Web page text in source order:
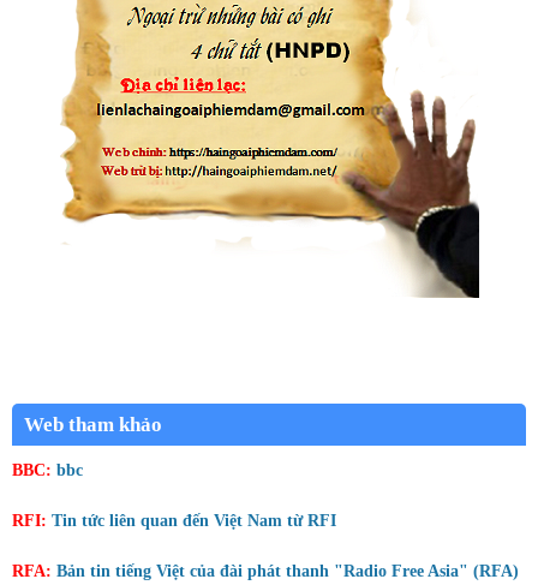
Web tham khảo
BBC: bbc
RFI: Tin tức liên quan đến Việt Nam từ RFI
RFA: Bản tin tiếng Việt của đài phát thanh "Radio Free Asia" (RFA)